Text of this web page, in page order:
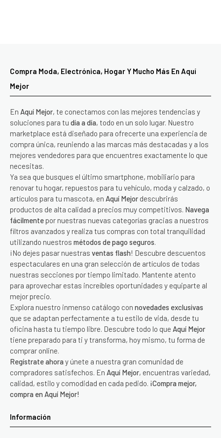
Compra Moda, Electrónica, Hogar Y Mucho Más En Aquí
Mejor
En Aquí Mejor, te conectamos con las mejores tendencias y
soluciones para tu día a día, todo en un solo lugar. Nuestro
marketplace está diseñado para ofrecerte una experiencia de
compra única, reuniendo a las marcas más destacadas y a los
mejores vendedores para que encuentres exactamente lo que
necesitas.
Ya sea que busques el último smartphone, mobiliario para
renovar tu hogar, repuestos para tu vehículo, moda y calzado, o
artículos para tu mascota, en Aquí Mejor descubrirás
productos de alta calidad a precios muy competitivos. Navega
fácilmente por nuestras nuevas categorías gracias a nuestros
filtros avanzados y realiza tus compras con total tranquilidad
utilizando nuestros métodos de pago seguros.
¡No dejes pasar nuestras ventas flash! Descubre descuentos
espectaculares en una gran selección de artículos de todas
nuestras secciones por tiempo limitado. Mantente atento
para aprovechar estas increíbles oportunidades y equiparte al
mejor precio.
Explora nuestro inmenso catálogo con novedades exclusivas
que se adaptan perfectamente a tu estilo de vida, desde tu
oficina hasta tu tiempo libre. Descubre todo lo que Aquí Mejor
tiene preparado para ti y transforma, hoy mismo, tu forma de
comprar online.
Regístrate ahora y únete a nuestra gran comunidad de
compradores satisfechos. En Aquí Mejor, encuentras variedad,
calidad, estilo y comodidad en cada pedido. ¡Compra mejor,
compra en Aquí Mejor!
Información